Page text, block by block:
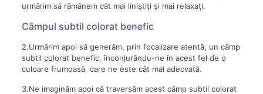
urmărim să rămânem cât mai liniştiţi şi mai relaxaţi.
Câmpul subtil colorat benefic
2.Urmărim apoi să generăm, prin focalizare atentă, un câmp
subtil colorat benefic, înconjurându-ne în acest fel de o
culoare frumoasă, care ne este cât mai adecvată.
3.Ne imaginăm apoi că traversăm acest câmp subtil colorat